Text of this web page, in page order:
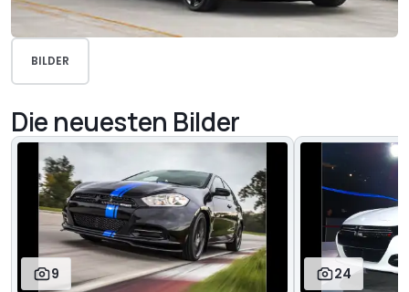
BILDER
Die neuesten Bilder
9 24